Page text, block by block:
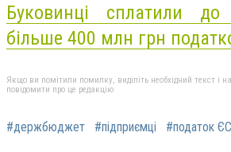
Буковинці сплатили
більше 400 млн грн
Якщо ви помітили помилку, виділіть необхідний текст і
повідомити про це редакцію
#держбюджет #підприємці #податок